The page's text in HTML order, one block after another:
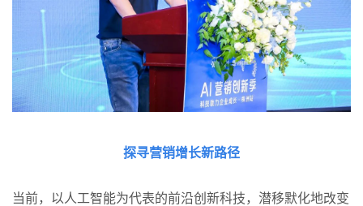
探寻营销增长新路径
当前，以人工智能为代表的前沿创新科技，潜移默化地改变